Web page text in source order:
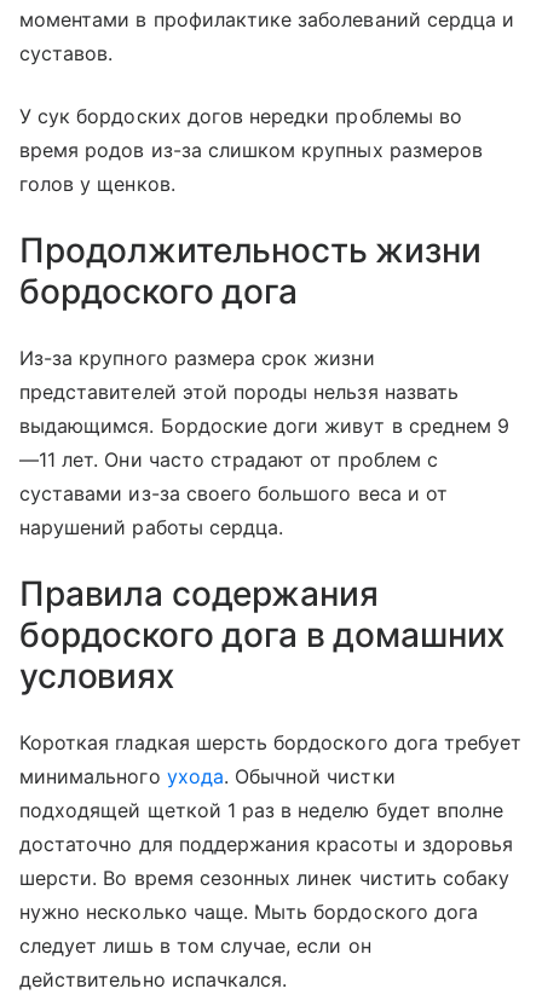
моментами в профилактике заболеваний сердца и
суставов.
У сук бордоских догов нередки проблемы во
время родов из-за слишком крупных размеров
голов у щенков.
Продолжительность жизни
бордоского дога
Из-за крупного размера срок жизни
представителей этой породы нельзя назвать
выдающимся. Бордоские доги живут в среднем 9
—11 лет. Они часто страдают от проблем с
суставами из-за своего большого веса и от
нарушений работы сердца.
Правила содержания
бордоского дога в домашних
условиях
Короткая гладкая шерсть бордоского дога требует
минимального ухода. Обычной чистки
подходящей щеткой 1 раз в неделю будет вполне
достаточно для поддержания красоты и здоровья
шерсти. Во время сезонных линек чистить собаку
нужно несколько чаще. Мыть бордоского дога
следует лишь в том случае, если он
действительно испачкался.